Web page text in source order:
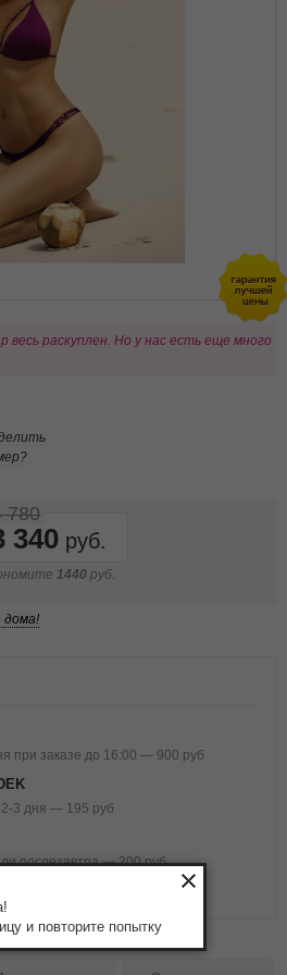
весь раскуплен. Но у нас есть еще много
340
780
1440 руб.
дома!
при заказе до 16:00 — 900 руб
3 дня — 195 руб
послезавтра — 200 руб
и повторите попытку